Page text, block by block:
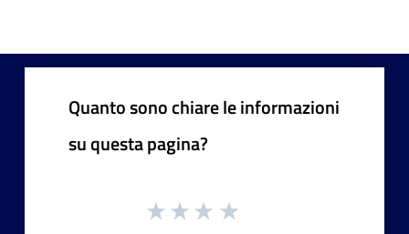
Quanto sono chiare le informazioni
su questa pagina?